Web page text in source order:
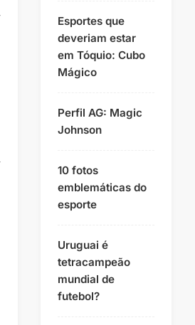
Esportes que
deveriam estar
em Tóquio: Cubo
Mágico
Perfil AG: Magic
Johnson
10 fotos
emblemáticas do
esporte
Uruguai é
tetracampeão
mundial de
futebol?